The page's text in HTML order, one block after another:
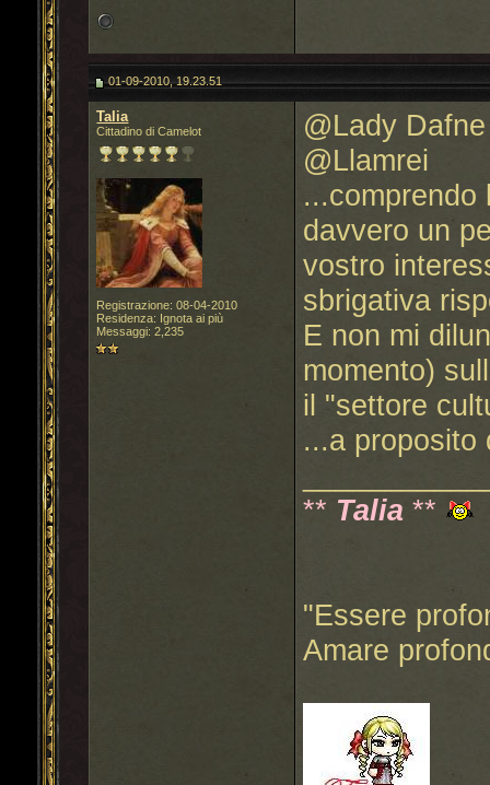
01-09-2010, 19.23.51
Talia
Cittadino di Camelot
Registrazione: 08-04-2010
Residenza: Ignota ai più
Messaggi: 2,235
@Lady Dafne
@Llamrei
davvero un
vostro
sbrigativa
E non mi
momento)
il "settore
...a
** Talia **
"Essere
Amare